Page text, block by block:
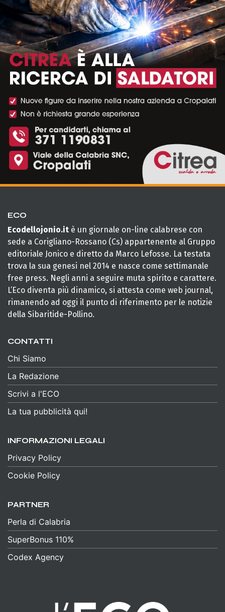
ECO
Ecodellojonio.it è un giornale on-line calabrese con
sede a Corigliano-Rossano (Cs) appartenente al Gruppo
editoriale Jonico e diretto da Marco Lefosse. La testata
trova la sua genesi nel 2014 e nasce come settimanale
free press. Negli anni a seguire muta spirito e carattere.
L’Eco diventa più dinamico, si attesta come web journal,
rimanendo ad oggi il punto di riferimento per le notizie
della Sibaritide-Pollino.
CONTATTI
Chi Siamo
La Redazione
Scrivi a l'ECO
La tua pubblicità qui!
INFORMAZIONI LEGALI
Privacy Policy
Cookie Policy
PARTNER
Perla di Calabria
SuperBonus 110%
Codex Agency